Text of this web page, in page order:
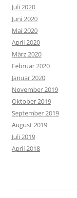
Juli 2020
Juni 2020
Mai 2020
April 2020
März 2020
Februar 2020
Januar 2020
November 2019
Oktober 2019
September 2019
August 2019
Juli 2019
April 2018